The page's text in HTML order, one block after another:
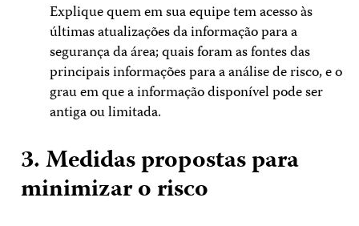
Explique quem em sua equipe tem acesso às
últimas atualizações da informação para a
segurança da área; quais foram as fontes das
principais informações para a análise de risco, e o
grau em que a informação disponível pode ser
antiga ou limitada.
3. Medidas propostas para
minimizar o risco